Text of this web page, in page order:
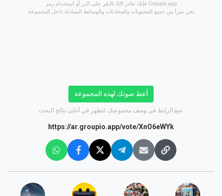
بالنقر على الزر أو استخدام رمز QR فإنك تغادر Groupio.app
نحن نتبرأ من جميع المحتويات والمحادثات والوسائط المتبادلة داخل المجموعة
أعط صوتك لهذه المجموعة
https://ar.groupio.app/vote/XnO6eWYk